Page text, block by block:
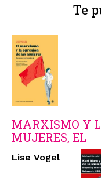
Te
MARXISMO Y
MUJERES, EL
Lise Vogel